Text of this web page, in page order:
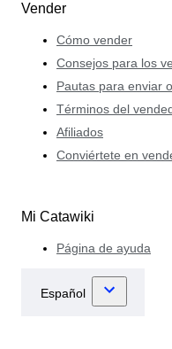
Vender
Cómo vender
Consejos para los
Pautas para enviar
Términos del
Afiliados
Conviértete en
Mi Catawiki
Página de ayuda